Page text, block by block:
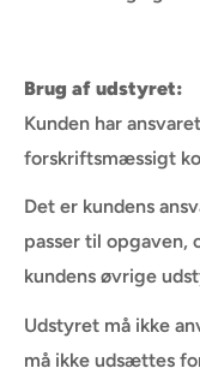
Brug af udstyret:
Kunden har
forskriftsmæssigt
Det er kundens
passer til opgaven,
kundens øvrige
Udstyret må ikke
må ikke udsættes